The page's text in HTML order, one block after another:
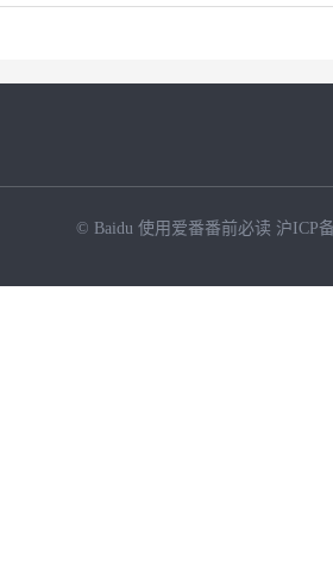
© Baidu 使用爱番番前必读 沪ICP